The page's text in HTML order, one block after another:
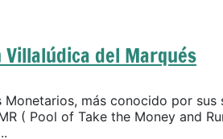
Villalúdica del Marqués
más conocido por sus
( Pool of Take the Money and